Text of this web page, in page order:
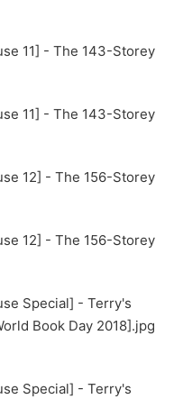
11] - The 143-Storey
11] - The 143-Storey
12] - The 156-Storey
12] - The 156-Storey
Special] - Terry's
Book Day 2018].jpg
Special] - Terry's